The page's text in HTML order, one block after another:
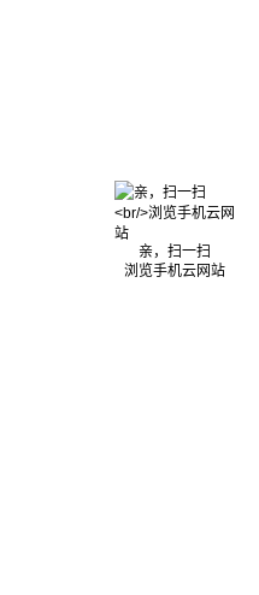
亲，扫一扫
浏览手机云网站